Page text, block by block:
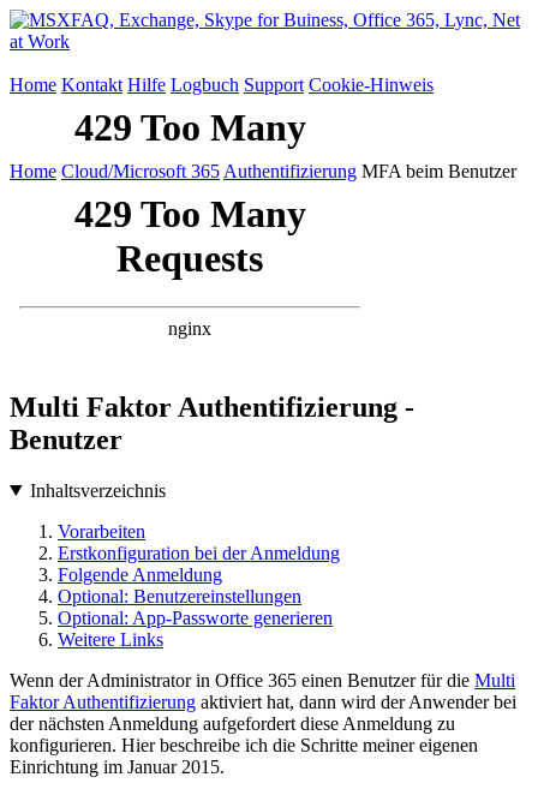
Home Kontakt Hilfe Logbuch Support Cookie-Hinweis
Home Cloud/Microsoft 365 Authentifizierung MFA beim Benutzer
Multi Faktor Authentifizierung -
Benutzer
Inhaltsverzeichnis
Vorarbeiten
Erstkonfiguration bei der Anmeldung
Folgende Anmeldung
Optional: Benutzereinstellungen
Optional: App-Passworte generieren
Weitere Links
Wenn der Administrator in Office 365 einen Benutzer für die Multi
Faktor Authentifizierung aktiviert hat, dann wird der Anwender bei
der nächsten Anmeldung aufgefordert diese Anmeldung zu
konfigurieren. Hier beschreibe ich die Schritte meiner eigenen
Einrichtung im Januar 2015.